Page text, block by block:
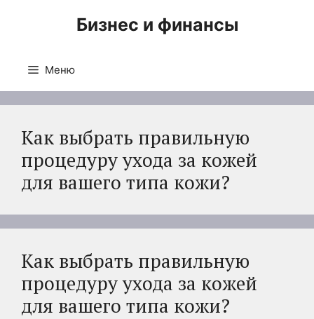
Бизнес и финансы
Меню
Как выбрать правильную
процедуру ухода за кожей
для вашего типа кожи?
Как выбрать правильную
процедуру ухода за кожей
для вашего типа кожи?